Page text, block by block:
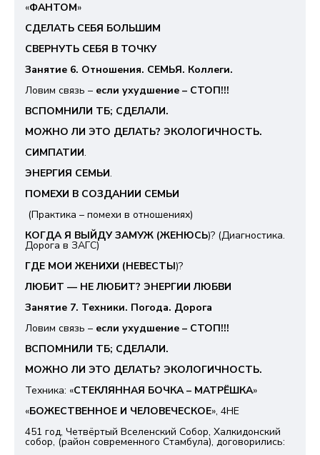
«ФАНТОМ»
СДЕЛАТЬ СЕБЯ БОЛЬШИМ
СВЕРНУТЬ СЕБЯ В ТОЧКУ
Занятие 6. Отношения. СЕМЬЯ. Коллеги.
Ловим связь – если ухудшение – СТОП!!!
ВСПОМНИЛИ ТБ; СДЕЛАЛИ.
МОЖНО ЛИ ЭТО ДЕЛАТЬ? ЭКОЛОГИЧНОСТЬ.
СИМПАТИИ.
ЭНЕРГИЯ СЕМЬИ.
ПОМЕХИ В СОЗДАНИИ СЕМЬИ
(Практика – помехи в отношениях)
КОГДА Я ВЫЙДУ ЗАМУЖ (ЖЕНЮСЬ)? (Диагностика.
Дорога в ЗАГС)
ГДЕ МОИ ЖЕНИХИ (НЕВЕСТЫ)?
ЛЮБИТ — НЕ ЛЮБИТ? ЭНЕРГИИ ЛЮБВИ
Занятие 7. Техники. Погода. Дорога
Ловим связь – если ухудшение – СТОП!!!
ВСПОМНИЛИ ТБ; СДЕЛАЛИ.
МОЖНО ЛИ ЭТО ДЕЛАТЬ? ЭКОЛОГИЧНОСТЬ.
Техника: «СТЕКЛЯННАЯ БОЧКА – МАТРЁШКА»
«БОЖЕСТВЕННОЕ И ЧЕЛОВЕЧЕСКОЕ», 4НЕ
451 год, Четвёртый Вселенский Собор, Халкидонский
собор, (район современного Стамбула), договорились: